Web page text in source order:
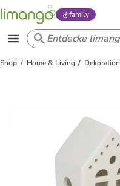
family
Shop Home & Living Dekoration